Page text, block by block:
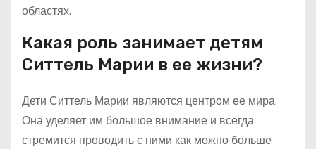
областях.
Какая роль занимает детям
Ситтель Марии в ее жизни?
Дети Ситтель Марии являются центром ее мира.
Она уделяет им большое внимание и всегда
стремится проводить с ними как можно больше